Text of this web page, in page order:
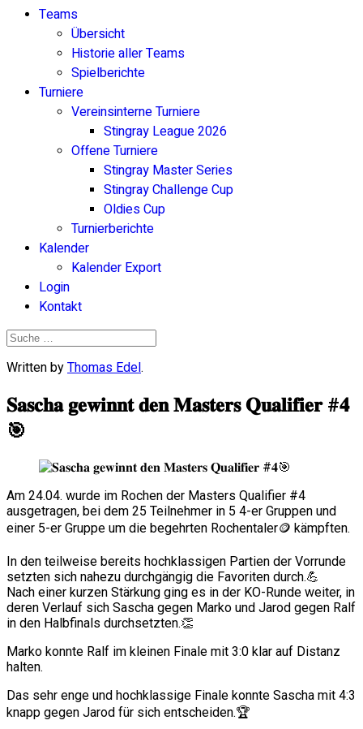
Teams
Übersicht
Historie aller Teams
Spielberichte
Turniere
Vereinsinterne Turniere
Stingray League 2026
Offene Turniere
Stingray Master Series
Stingray Challenge Cup
Oldies Cup
Turnierberichte
Kalender
Kalender Export
Login
Kontakt
Written by Thomas Edel.
𝐒𝐚𝐬𝐜𝐡𝐚 𝐠𝐞𝐰𝐢𝐧𝐧𝐭 𝐝𝐞𝐧 𝐌𝐚𝐬𝐭𝐞𝐫𝐬 𝐐𝐮𝐚𝐥𝐢𝐟𝐢𝐞𝐫 #𝟒
🎯
Am 24.04. wurde im Rochen der Masters Qualifier #4
ausgetragen, bei dem 25 Teilnehmer in 5 4-er Gruppen und
einer 5-er Gruppe um die begehrten Rochentaler🪙 kämpften.
In den teilweise bereits hochklassigen Partien der Vorrunde
setzten sich nahezu durchgängig die Favoriten durch.💪
Nach einer kurzen Stärkung ging es in der KO-Runde weiter, in
deren Verlauf sich Sascha gegen Marko und Jarod gegen Ralf
in den Halbfinals durchsetzten.👏
Marko konnte Ralf im kleinen Finale mit 3:0 klar auf Distanz
halten.
Das sehr enge und hochklassige Finale konnte Sascha mit 4:3
knapp gegen Jarod für sich entscheiden.🏆